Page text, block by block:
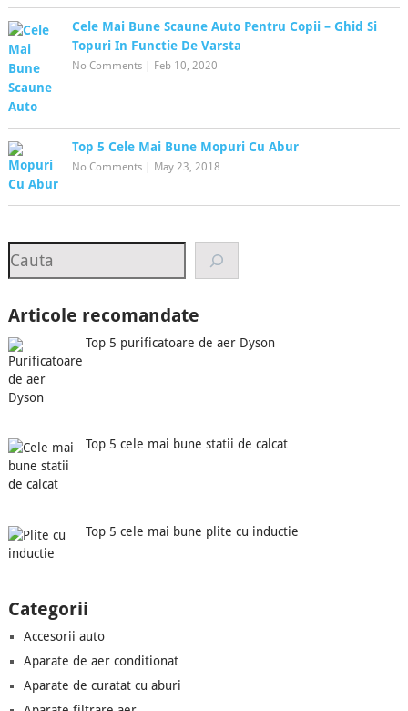
Cele Mai Bune Scaune Auto Pentru Copii – Ghid Si
Topuri In Functie De Varsta
No Comments| Feb 10, 2020
Top 5 Cele Mai Bune Mopuri Cu Abur
No Comments| May 23, 2018
Search
Articole recomandate
Top 5 purificatoare de aer Dyson
Top 5 cele mai bune statii de calcat
Top 5 cele mai bune plite cu inductie
Categorii
Accesorii auto
Aparate de aer conditionat
Aparate de curatat cu aburi